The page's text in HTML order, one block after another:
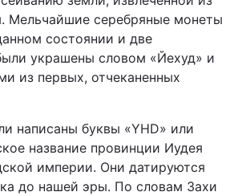
Мельчайшие серебряные монеты
состоянии и две
украшены словом «Йехуд» и
из первых, отчеканенных
написаны буквы «YHD» или
название провинции Иудея
империи. Они датируются
до нашей эры. По словам Захи